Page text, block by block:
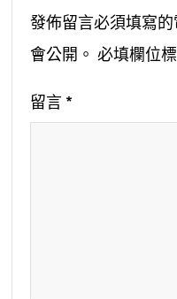
發佈留言必須填寫
會公開。 必填欄位
留言 *